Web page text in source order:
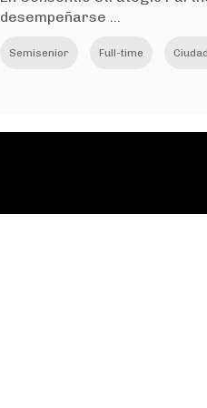
desempeñarse ...
Semisenior Full-time